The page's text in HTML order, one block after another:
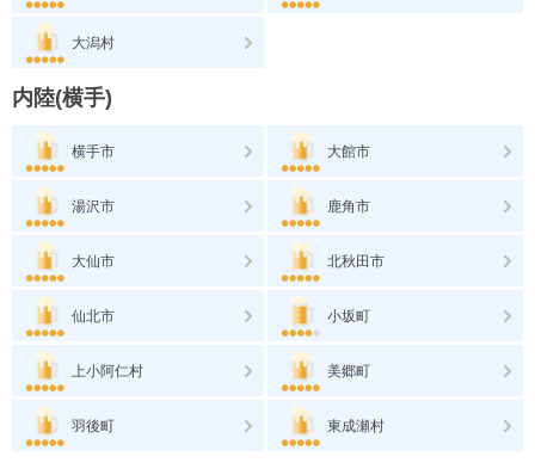
大潟村
内陸(横手)
横手市 大館市
湯沢市 鹿角市
大仙市 北秋田市
仙北市 小坂町
上小阿仁村 美郷町
羽後町 東成瀬村